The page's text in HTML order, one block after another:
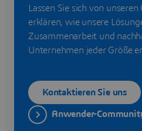
Lassen Sie sich von
erklären, wie unsere
Zusammenarbeit und
Unternehmen jeder Größe
Kontaktieren Sie uns
Anwender-